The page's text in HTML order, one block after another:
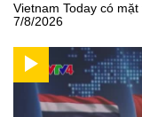
Vietnam Today có
7/8/2026